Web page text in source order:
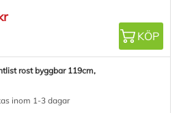
KÖP
rost byggbar 119cm,
inom 1-3 dagar